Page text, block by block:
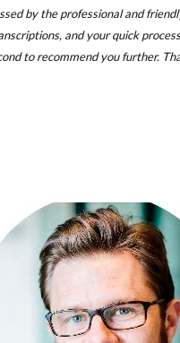
by the professional and
and your quick
to recommend you further.